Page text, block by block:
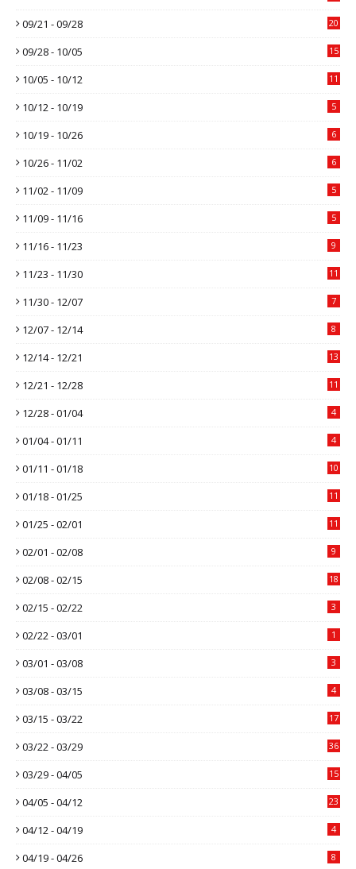
09/21 - 09/28 20
09/28 - 10/05 15
10/05 - 10/12 11
10/12 - 10/19 5
10/19 - 10/26 6
10/26 - 11/02 6
11/02 - 11/09 5
11/09 - 11/16 5
11/16 - 11/23 9
11/23 - 11/30 11
11/30 - 12/07 7
12/07 - 12/14 8
12/14 - 12/21 13
12/21 - 12/28 11
12/28 - 01/04 4
01/04 - 01/11 4
01/11 - 01/18 10
01/18 - 01/25 11
01/25 - 02/01 11
02/01 - 02/08 9
02/08 - 02/15 18
02/15 - 02/22 3
02/22 - 03/01 1
03/01 - 03/08 3
03/08 - 03/15 4
03/15 - 03/22 17
03/22 - 03/29 36
03/29 - 04/05 15
04/05 - 04/12 23
04/12 - 04/19 4
04/19 - 04/26 8